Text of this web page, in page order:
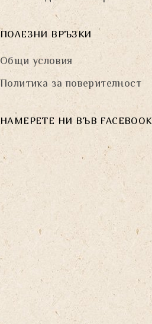
ПОЛЕЗНИ ВРЪЗКИ
Общи условия
Политика за поверителност
НАМЕРЕТЕ НИ ВЪВ FACEBOOK